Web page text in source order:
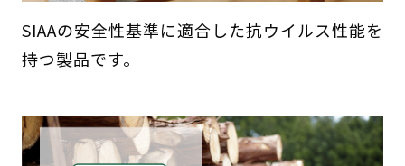
SIAAの安全性基準に適合した抗ウイルス性能を
持つ製品です。